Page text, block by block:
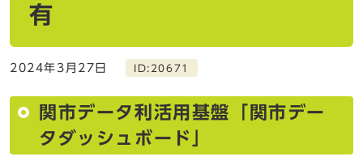
有
2024年3月27日 ID:20671
関市データ利活用基盤「関市デー
タダッシュボード」